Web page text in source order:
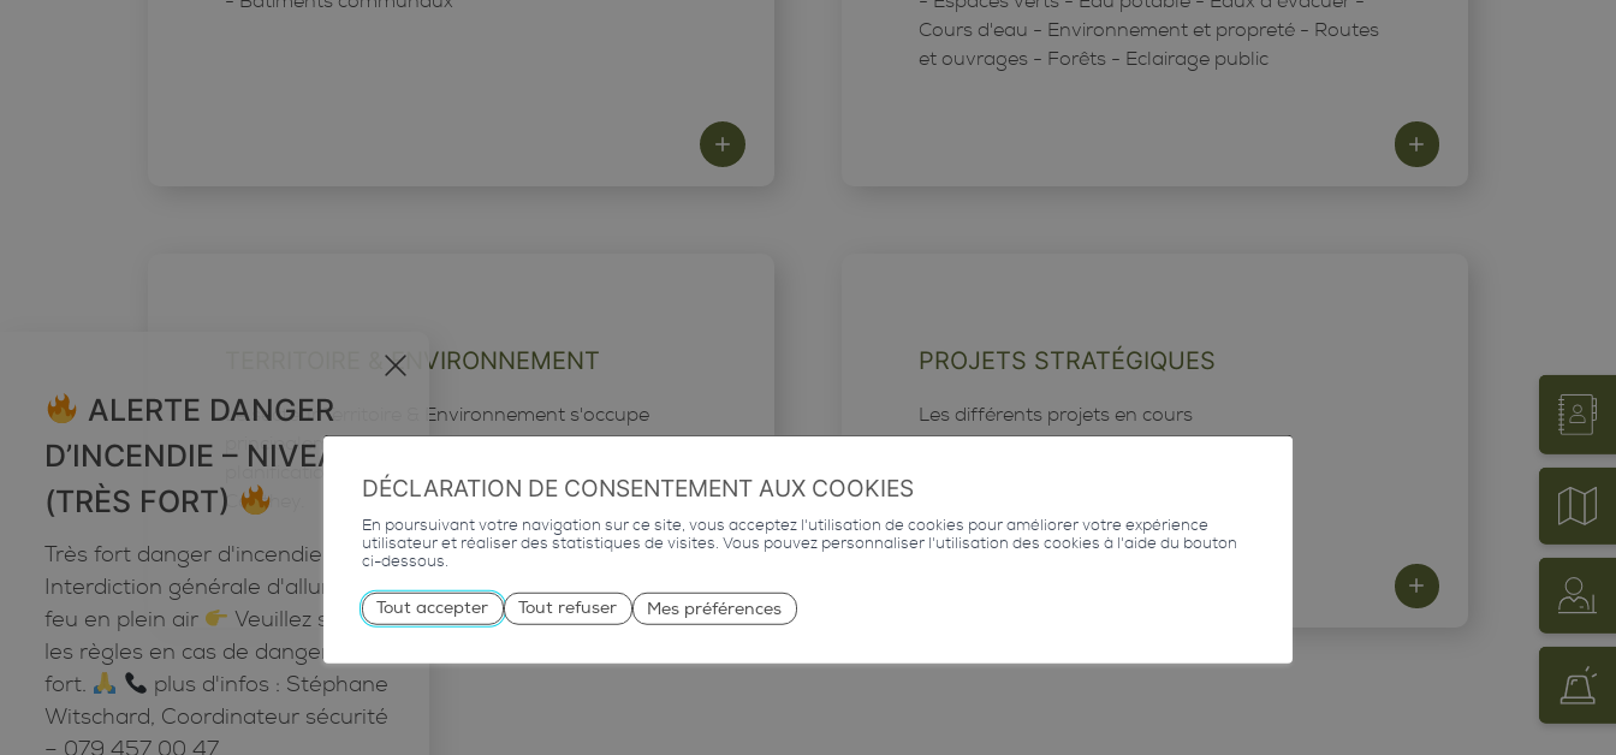
Cours d'eau - Environnement et propreté - Routes
et ouvrages - Forêts - Eclairage public
TERRITOIRE & ENVIRONNEMENT
Le secteur Territoire & Environnement s'occupe
principalement de traiter l'organisation et la
planification du territoire de la commune de
Conthey.
PROJETS STRATÉGIQUES
Les différents projets en cours
x
ALERTE DANGER
D’INCENDIE – NIVEAU 5
(TRÈS FORT)
Très fort danger d'incendie
Interdiction générale d'allumer du
feu en plein air
Veuillez suivre
les règles en cas de danger très
fort.
plus d'infos : Stéphane
Witschard, Coordinateur sécurité
DÉCLARATION DE CONSENTEMENT AUX COOKIES
En poursuivant votre navigation sur ce site, vous acceptez l'utilisation de cookies pour améliorer votre expérience
utilisateur et réaliser des statistiques de visites. Vous pouvez personnaliser l'utilisation des cookies à l'aide du bouton
ci-dessous.
Tout accepter Tout refuser Mes préférences